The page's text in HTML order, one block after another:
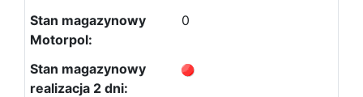
0